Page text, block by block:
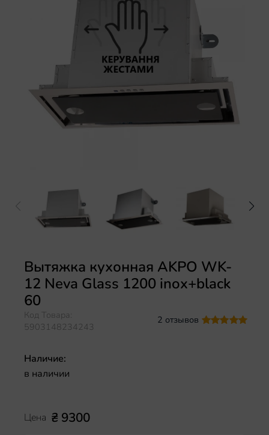
Электрические варочные поверхности
Аксессуары
Вытяжка кухонная AKPO WK-
12 Neva Glass 1200 inox+black
60
Код Товара:
5903148234243
2 отзывов
Наличие:
в наличии
Цена ₴ 9300